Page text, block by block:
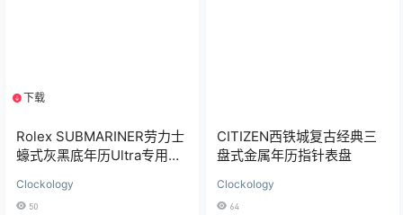
下载
Rolex SUBMARINER劳力士
蠔式灰黑底年历Ultra专用表
Clockology
50
CITIZEN西铁城复古经典三
盘式金属年历指针表盘
Clockology
64